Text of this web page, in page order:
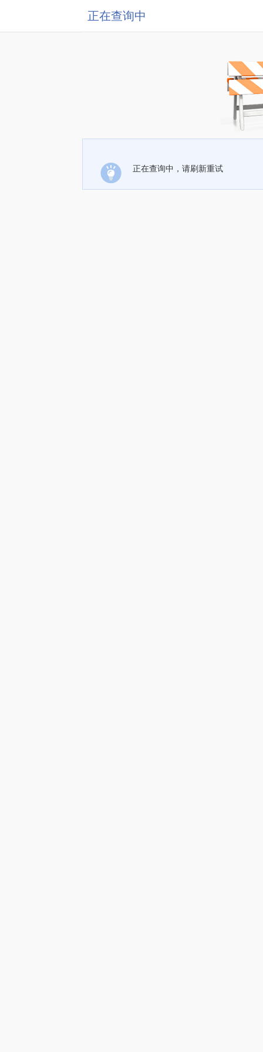
正在查询中
正在查询中，请刷新重试